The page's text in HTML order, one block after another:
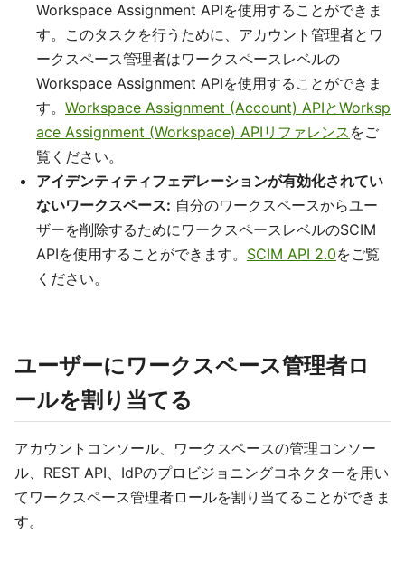
Workspace Assignment APIを使用することができま
す。このタスクを行うために、アカウント管理者とワ
ークスペース管理者はワークスペースレベルの
Workspace Assignment APIを使用することができま
す。 Workspace Assignment (Account) APIとWorksp
ace Assignment (Workspace) APIリファレンス をご
覧ください。
アイデンティティフェデレーションが有効化されてい
ないワークスペース: 自分のワークスペースからユー
ザーを削除するためにワークスペースレベルのSCIM
APIを使用することができます。 SCIM API 2.0をご覧
ください。
ユーザーにワークスペース管理者ロ
ールを割り当てる
アカウントコンソール、ワークスペースの管理コンソー
ル、REST API、IdPのプロビジョニングコネクターを用い
てワークスペース管理者ロールを割り当てることができま
す。